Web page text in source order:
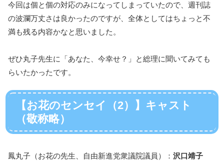
今回は個と個の対応のみになってしまっていたので、週刊誌
の波瀾万丈さは良かったのですが、全体としてはちょっと不
満も残る内容かなと思いました。
ぜひ丸子先生に「あなた、今幸せ？」と総理に聞いてみても
らいたかったです。
【お花のセンセイ（2）】キャスト
（敬称略）
鳳丸子（お花の先生、自由新進党衆議院議員）： 沢口靖子